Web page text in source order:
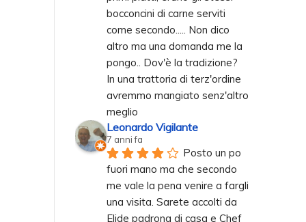
bocconcini di carne serviti
come secondo..... Non dico
altro ma una domanda me la
pongo.. Dov'è la tradizione?
In una trattoria di terz'ordine
avremmo mangiato senz'altro
meglio
Leonardo Vigilante
7 anni fa
Posto un po
fuori mano ma che secondo
me vale la pena venire a fargli
una visita. Sarete accolti da
Elide padrona di casa e Chef